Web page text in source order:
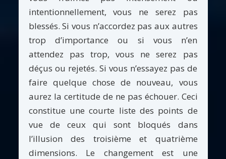
intentionnellement, vous ne serez pas
blessés. Si vous n’accordez pas aux autres
trop d’importance ou si vous n’en
attendez pas trop, vous ne serez pas
déçus ou rejetés. Si vous n’essayez pas de
faire quelque chose de nouveau, vous
aurez la certitude de ne pas échouer. Ceci
constitue une courte liste des points de
vue de ceux qui sont bloqués dans
l’illusion des troisième et quatrième
dimensions. Le changement est une